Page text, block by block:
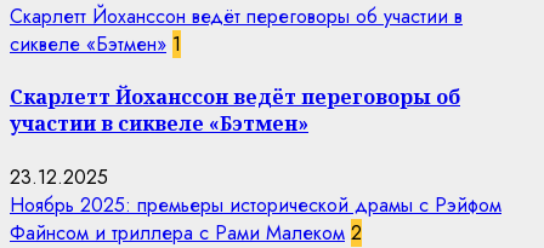
Скарлетт Йоханссон ведёт переговоры об участии в
сиквеле «Бэтмен» 1
Скарлетт Йоханссон ведёт переговоры об
участии в сиквеле «Бэтмен»
23.12.2025
Ноябрь 2025: премьеры исторической драмы с Рэйфом
Файнсом и триллера с Рами Малеком 2